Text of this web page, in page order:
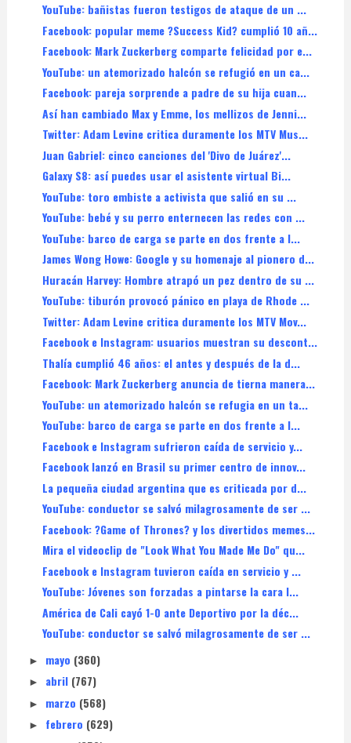
YouTube: bañistas fueron testigos de ataque de un ...
Facebook: popular meme ?Success Kid? cumplió 10 añ...
Facebook: Mark Zuckerberg comparte felicidad por e...
YouTube: un atemorizado halcón se refugió en un ca...
Facebook: pareja sorprende a padre de su hija cuan...
Así han cambiado Max y Emme, los mellizos de Jenni...
Twitter: Adam Levine critica duramente los MTV Mus...
Juan Gabriel: cinco canciones del 'Divo de Juárez'...
Galaxy S8: así puedes usar el asistente virtual Bi...
YouTube: toro embiste a activista que salió en su ...
YouTube: bebé y su perro enternecen las redes con ...
YouTube: barco de carga se parte en dos frente a l...
James Wong Howe: Google y su homenaje al pionero d...
Huracán Harvey: Hombre atrapó un pez dentro de su ...
YouTube: tiburón provocó pánico en playa de Rhode ...
Twitter: Adam Levine critica duramente los MTV Mov...
Facebook e Instagram: usuarios muestran su descont...
Thalía cumplió 46 años: el antes y después de la d...
Facebook: Mark Zuckerberg anuncia de tierna manera...
YouTube: un atemorizado halcón se refugia en un ta...
YouTube: barco de carga se parte en dos frente a l...
Facebook e Instagram sufrieron caída de servicio y...
Facebook lanzó en Brasil su primer centro de innov...
La pequeña ciudad argentina que es criticada por d...
YouTube: conductor se salvó milagrosamente de ser ...
Facebook: ?Game of Thrones? y los divertidos memes...
Mira el videoclip de "Look What You Made Me Do" qu...
Facebook e Instagram tuvieron caída en servicio y ...
YouTube: Jóvenes son forzadas a pintarse la cara l...
América de Cali cayó 1-0 ante Deportivo por la déc...
YouTube: conductor se salvó milagrosamente de ser ...
► mayo (360)
► abril (767)
► marzo (568)
► febrero (629)